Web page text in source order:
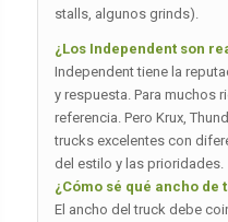
stalls, algunos grinds).
¿Los Independent son
Independent tiene la
y respuesta. Para muchos
referencia. Pero Krux,
trucks excelentes con
del estilo y las prioridades.
¿Cómo sé qué ancho de
El ancho del truck debe